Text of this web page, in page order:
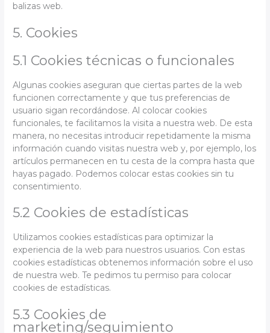
balizas web.
5. Cookies
5.1 Cookies técnicas o funcionales
Algunas cookies aseguran que ciertas partes de la web
funcionen correctamente y que tus preferencias de
usuario sigan recordándose. Al colocar cookies
funcionales, te facilitamos la visita a nuestra web. De esta
manera, no necesitas introducir repetidamente la misma
información cuando visitas nuestra web y, por ejemplo, los
artículos permanecen en tu cesta de la compra hasta que
hayas pagado. Podemos colocar estas cookies sin tu
consentimiento.
5.2 Cookies de estadísticas
Utilizamos cookies estadísticas para optimizar la
experiencia de la web para nuestros usuarios. Con estas
cookies estadísticas obtenemos información sobre el uso
de nuestra web. Te pedimos tu permiso para colocar
cookies de estadísticas.
5.3 Cookies de
marketing/seguimiento